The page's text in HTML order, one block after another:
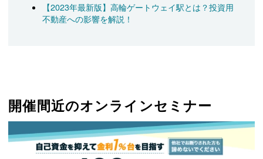
【2023年最新版】高輪ゲートウェイ駅とは？投資用
不動産への影響を解説！
開催間近のオンラインセミナー